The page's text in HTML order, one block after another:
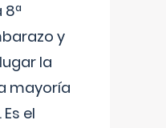
8ª
y
la
mayoría
el